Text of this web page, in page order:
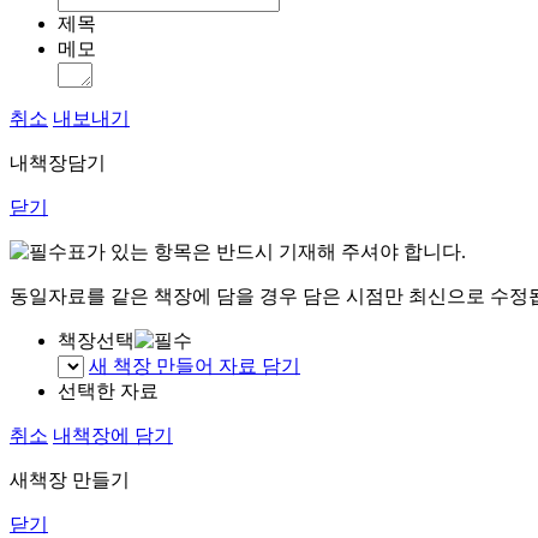
제목
메모
취소 내보내기
내책장담기
닫기
표가 있는 항목은 반드시 기재해 주셔야 합니다.
동일자료를 같은 책장에 담을 경우 담은 시점만 최신으로 수정
책장선택
새 책장 만들어 자료 담기
선택한 자료
취소 내책장에 담기
새책장 만들기
닫기